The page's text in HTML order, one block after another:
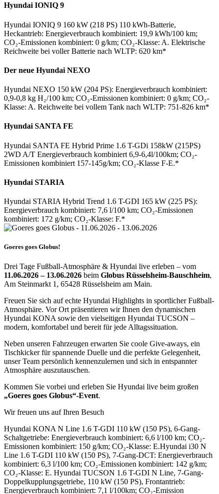
Hyundai IONIQ 9
Hyundai IONIQ 9 160 kW (218 PS) 110 kWh-Batterie,
Heckantrieb: Energieverbrauch kombiniert: 19,9 kWh/100 km;
CO₂-Emissionen kombiniert: 0 g/km; CO₂-Klasse: A. Elektrische
Reichweite bei voller Batterie nach WLTP: 620 km*
Der neue Hyundai NEXO
Hyundai NEXO 150 kW (204 PS): Energieverbrauch kombiniert:
0,9-0,8 kg H₂/100 km; CO₂-Emissionen kombiniert: 0 g/km; CO₂-
Klasse: A. Reichweite bei vollem Tank nach WLTP: 751-826 km*
Hyundai SANTA FE
Hyundai SANTA FE Hybrid Prime 1.6 T-GDi 158kW (215PS)
2WD A/T Energieverbrauch kombiniert 6,9-6,4l/100km; CO₂-
Emissionen kombiniert 157-145g/km; CO₂-Klasse F-E.*
Hyundai STARIA
Hyundai STARIA Hybrid Trend 1.6 T-GDI 165 kW (225 PS):
Energieverbrauch kombiniert: 7,6 l/100 km; CO₂-Emissionen
kombiniert: 172 g/km; CO₂-Klasse: F.*
Goeres goes Globus!
Drei Tage Fußball-Atmosphäre & Hyundai live erleben – vom
11.06.2026 – 13.06.2026 beim Globus Rüsselsheim-Bauschheim,
Am Steinmarkt 1, 65428 Rüsselsheim am Main.
Freuen Sie sich auf echte Hyundai Highlights in sportlicher Fußball-
Atmosphäre. Vor Ort präsentieren wir Ihnen den dynamischen
Hyundai KONA sowie den vielseitigen Hyundai TUCSON –
modern, komfortabel und bereit für jede Alltagssituation.
Neben unseren Fahrzeugen erwarten Sie coole Give-aways, ein
Tischkicker für spannende Duelle und die perfekte Gelegenheit,
unser Team persönlich kennenzulernen und sich in entspannter
Atmosphäre auszutauschen.
Kommen Sie vorbei und erleben Sie Hyundai live beim großen
„Goeres goes Globus“-Event.
Wir freuen uns auf Ihren Besuch
Hyundai KONA N Line 1.6 T-GDI 110 kW (150 PS), 6-Gang-
Schaltgetriebe: Energieverbrauch kombiniert: 6,6 l/100 km; CO₂-
Emissionen kombiniert: 150 g/km; CO₂-Klasse: E.Hyundai i30 N
Line 1.6 T-GDI 110 kW (150 PS), 7-Gang-DCT: Energieverbrauch
kombiniert: 6,3 l/100 km; CO₂-Emissionen kombiniert: 142 g/km;
CO₂-Klasse: E. Hyundai TUCSON 1.6 T-GDI N Line, 7-Gang-
Doppelkupplungsgetriebe, 110 kW (150 PS), Frontantrieb:
Energieverbrauch kombiniert: 7,1 l/100km; CO₂-Emission